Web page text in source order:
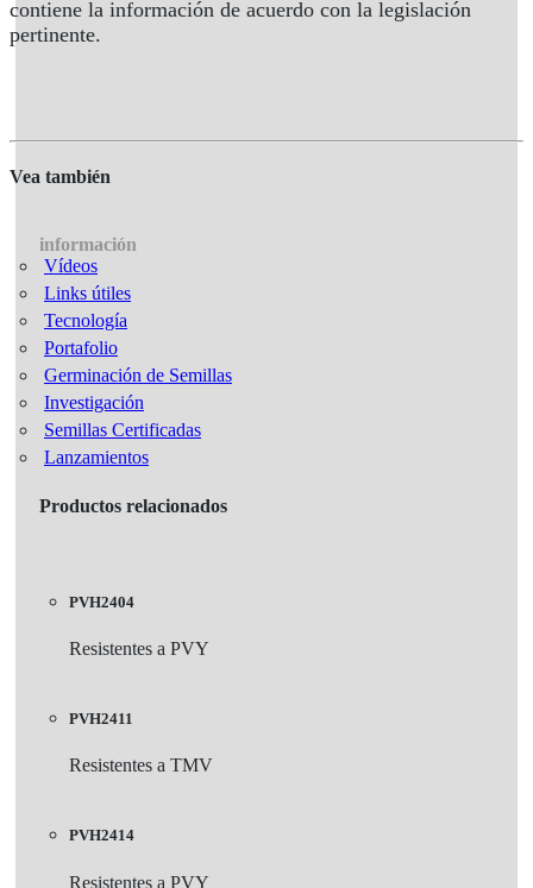
contiene la información de acuerdo con la legislación
pertinente.
Vea también
información
Vídeos
Links útiles
Tecnología
Portafolio
Germinación de Semillas
Investigación
Semillas Certificadas
Lanzamientos
Productos relacionados
PVH2404
Resistentes a PVY
PVH2411
Resistentes a TMV
PVH2414
Resistentes a PVY